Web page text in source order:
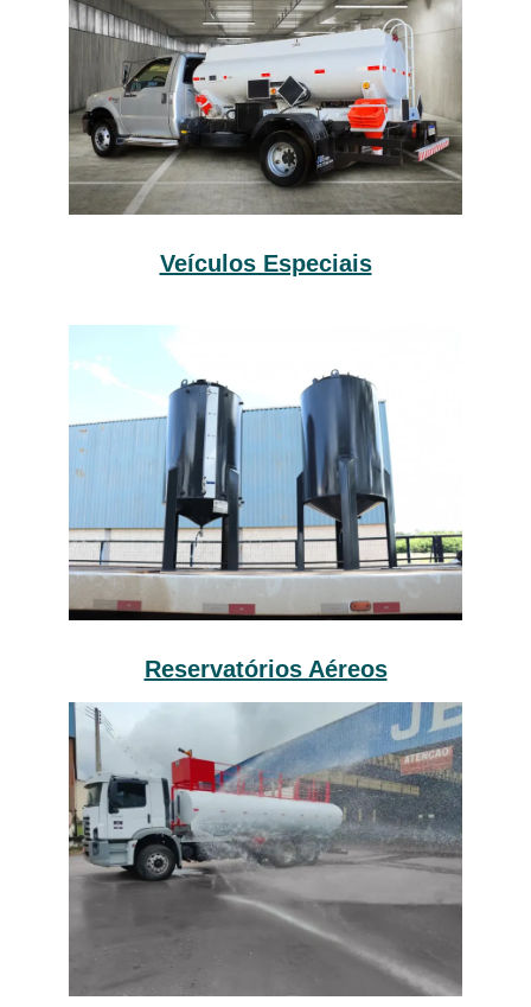
Veículos Especiais
Reservatórios Aéreos